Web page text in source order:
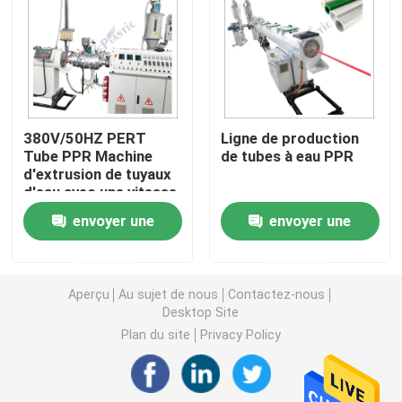
Machine d'extrudeuse de tuyau de PVC
Chaîne de production de tuyau de PPR
Machine d'extrudeuse de tuyau de PE
Machine ondulée d'extrudeuse de tuyau
Pp attachent la chaîne de production
Machine en plastique d'extrudeuse de feuille
380V/50HZ PERT
Tube PPR Machine
d'extrusion de tuyaux
d'eau avec une vitesse
de 0,5 à 10 m/min
envoyer une
Ligne de production
de tubes à eau PPR
envoyer une
Aperçu Au sujet de nous
Contactez-nous
Desktop Site
Plan du site
Privacy Policy